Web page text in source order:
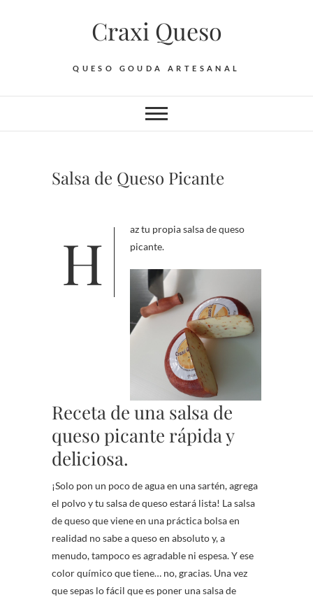
Craxi Queso
QUESO GOUDA ARTESANAL
Salsa de Queso Picante
Haz tu propia salsa de queso picante.
Receta de una salsa de
queso picante rápida y
deliciosa.
¡Solo pon un poco de agua en una sartén, agrega
el polvo y tu salsa de queso estará lista! La salsa
de queso que viene en una práctica bolsa en
realidad no sabe a queso en absoluto y, a
menudo, tampoco es agradable ni espesa. Y ese
color químico que tiene… no, gracias. Una vez
que sepas lo fácil que es poner una salsa de